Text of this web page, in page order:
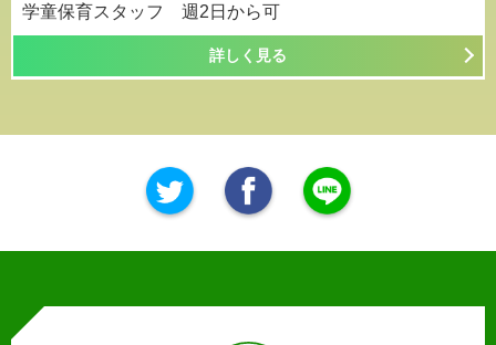
学童保育スタッフ 週2日から可
詳しく見る